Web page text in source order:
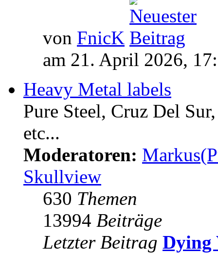
von FnicK
am 21. April 2026,
Heavy Metal labels
Pure Steel, Cruz Del
etc...
Moderatoren:
Skullview
630 Themen
13994 Beiträge
Letzter Beitrag Dying